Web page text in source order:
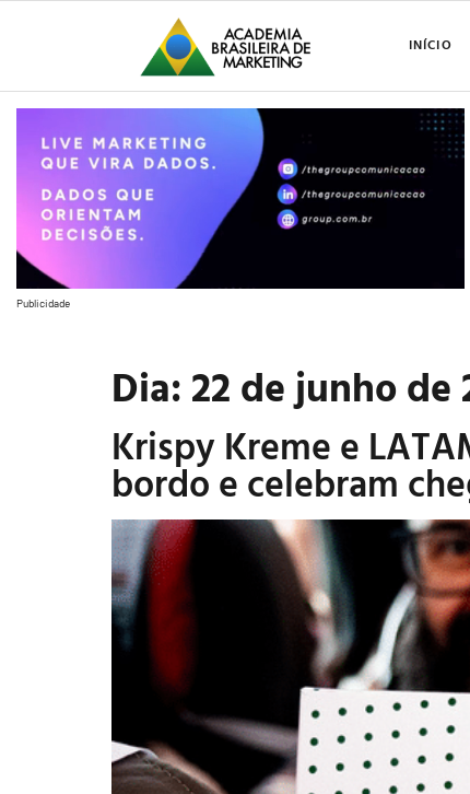
INÍCIO
Publicidade
Dia: 22 de junho de
Krispy Kreme e
bordo e celebram